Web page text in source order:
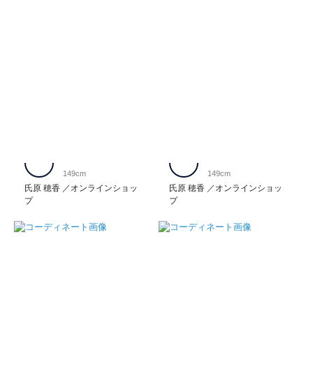
氏原 穂香
オンラインショッ
プ
149cm
氏原 穂香
オンラインショッ
プ
149cm